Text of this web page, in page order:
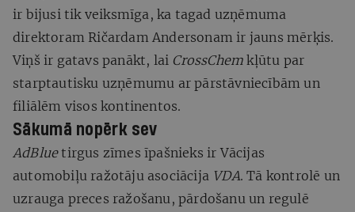
ir bijusi tik veiksmīga, ka tagad uzņēmuma
direktoram Ričardam Andersonam ir jauns mērķis.
Viņš ir gatavs panākt, lai CrossChem kļūtu par
starptautisku uzņēmumu ar pārstāvniecībām un
filiālēm visos kontinentos.
Sākumā nopērk sev
AdBluetirgus zīmes īpašnieks ir Vācijas
automobiļu ražotāju asociācija VDA. Tā kontrolē un
uzrauga preces ražošanu, pārdošanu un regulē